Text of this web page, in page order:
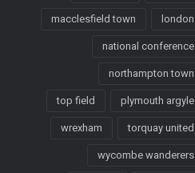
london
macclesfield town
national conference
northampton town
plymouth argyle
top field
torquay united
wrexham
wycombe wanderers